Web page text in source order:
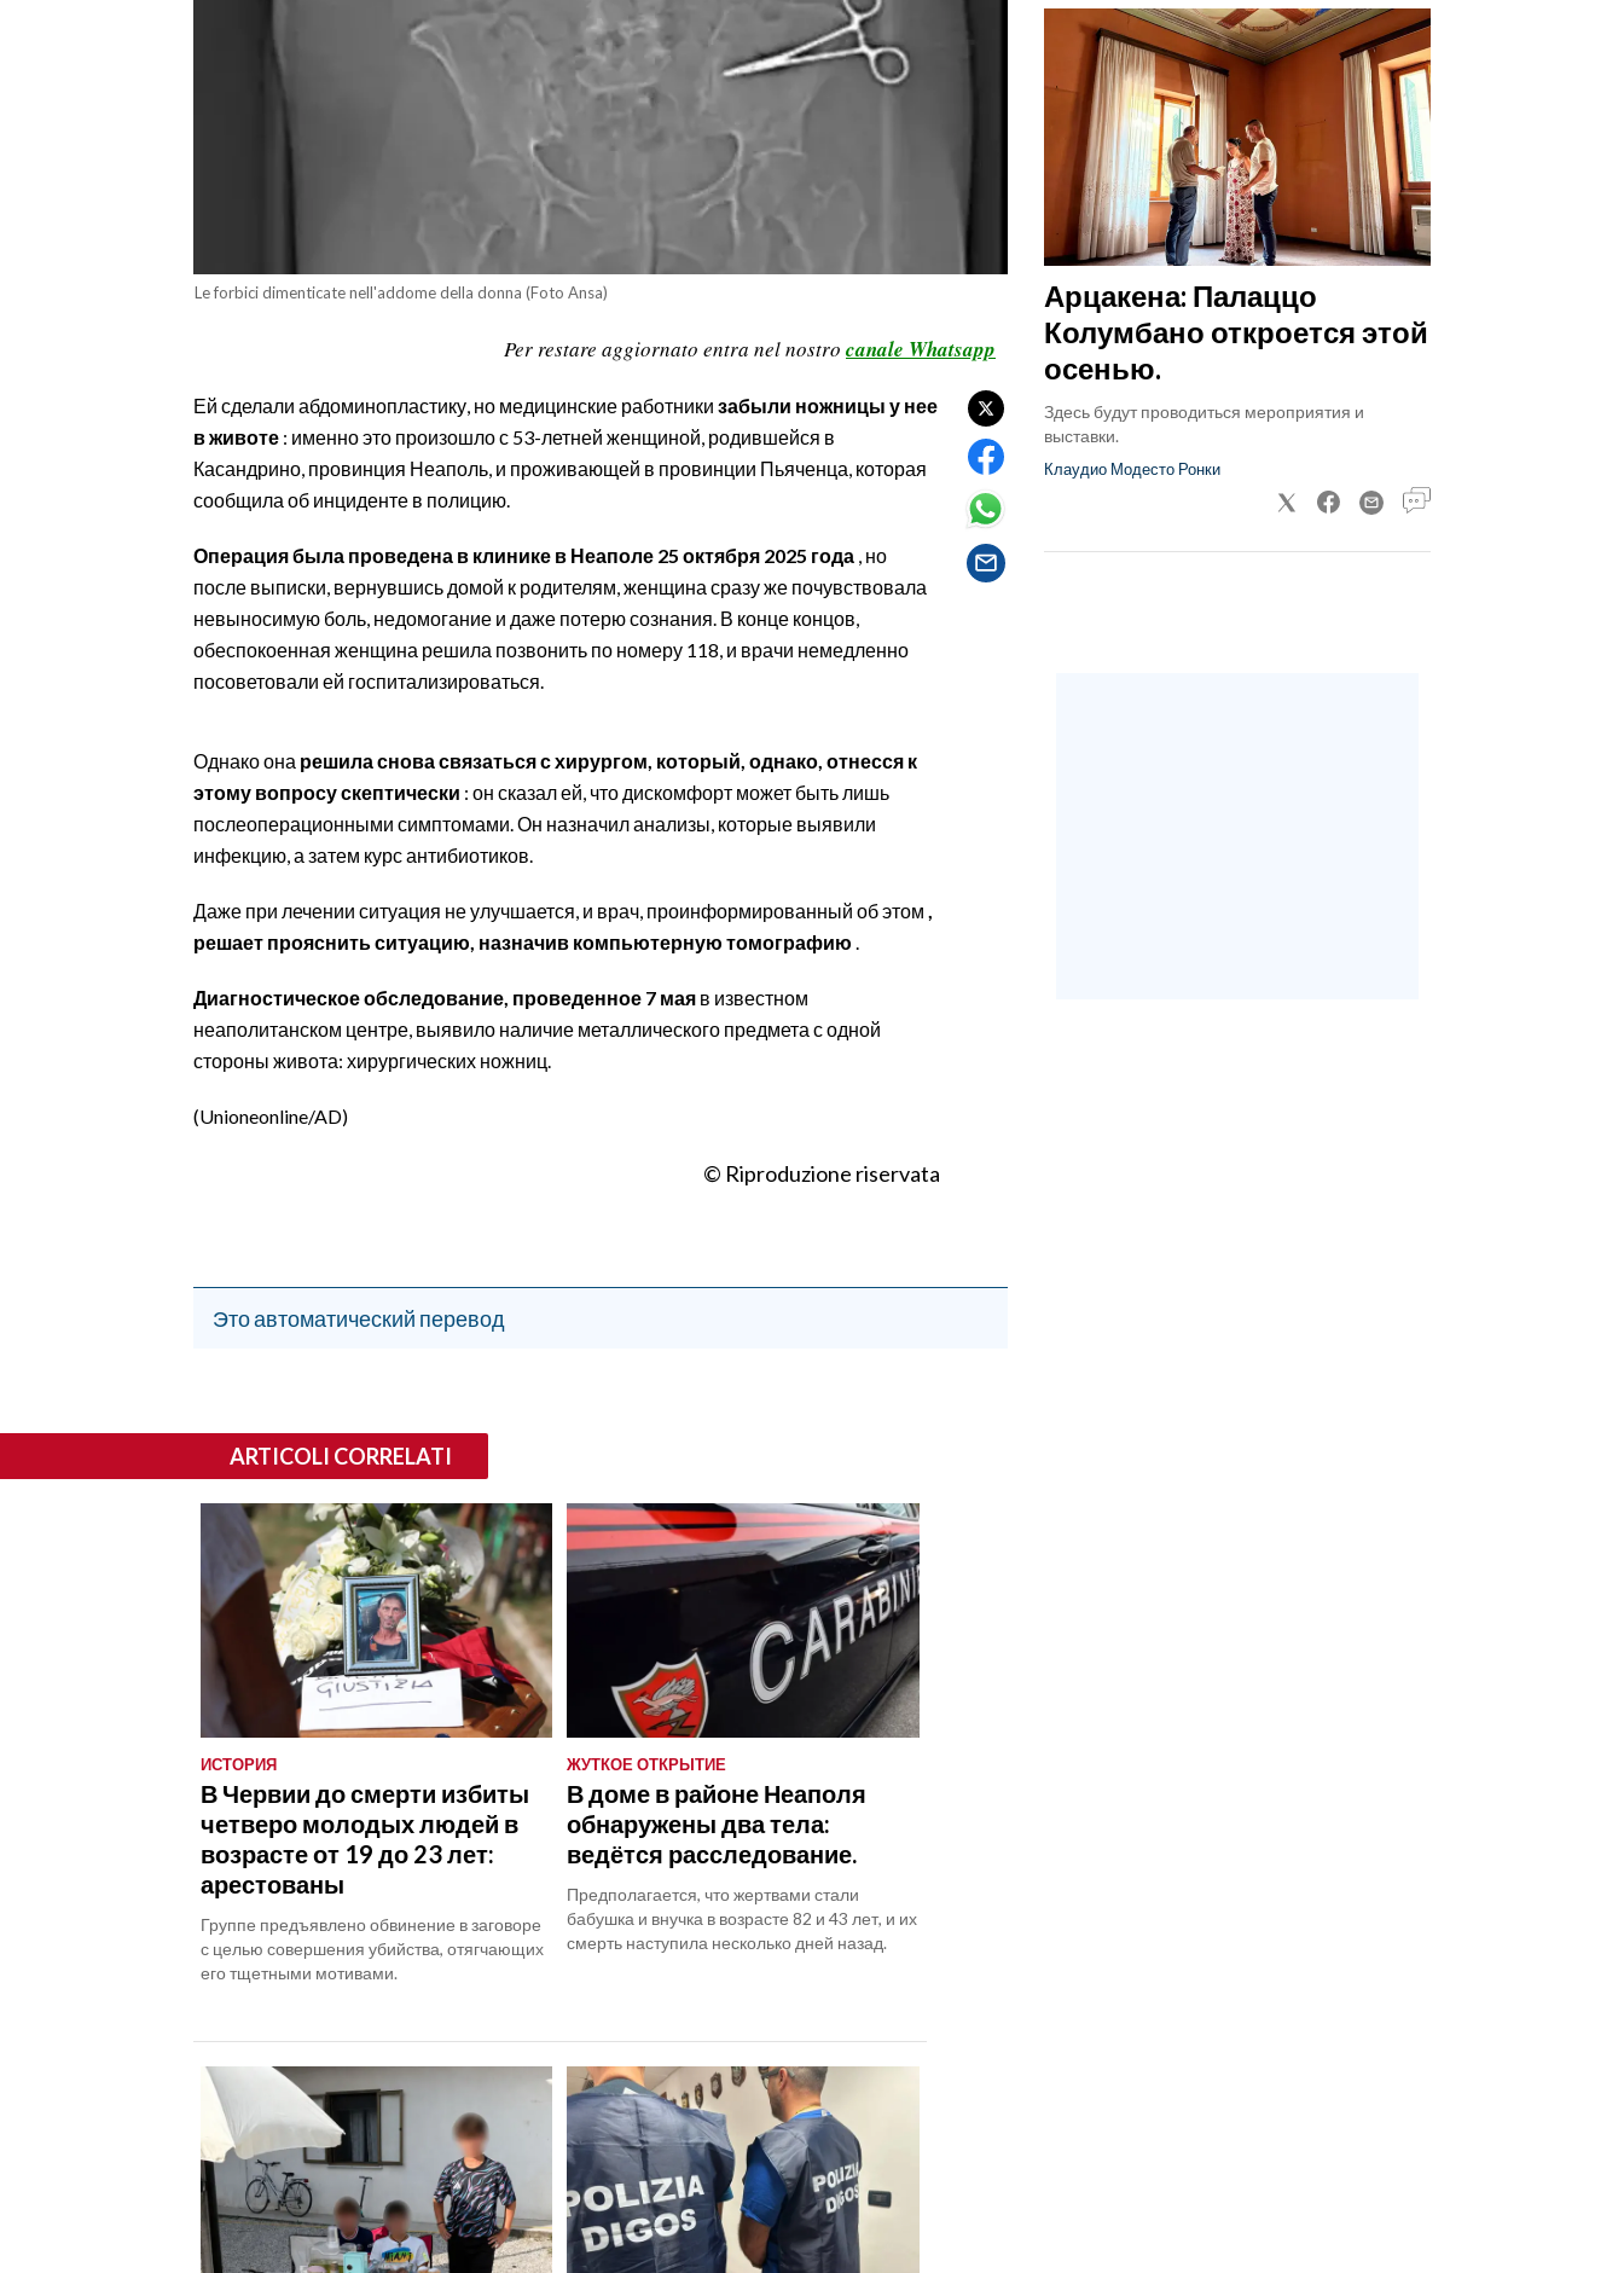
Le forbici dimenticate nell'addome della donna (Foto Ansa)
Per restare aggiornato entra nel nostro canale Whatsapp
Ей сделали абдоминопластику, но медицинские работники забыли ножницы у нее
в животе : именно это произошло с 53-летней женщиной, родившейся в
Касандрино, провинция Неаполь, и проживающей в провинции Пьяченца, которая
сообщила об инциденте в полицию.
Операция была проведена в клинике в Неаполе 25 октября 2025 года , но
после выписки, вернувшись домой к родителям, женщина сразу же почувствовала
невыносимую боль, недомогание и даже потерю сознания. В конце концов,
обеспокоенная женщина решила позвонить по номеру 118, и врачи немедленно
посоветовали ей госпитализироваться.
Однако она решила снова связаться с хирургом, который, однако, отнесся к
этому вопросу скептически : он сказал ей, что дискомфорт может быть лишь
послеоперационными симптомами. Он назначил анализы, которые выявили
инфекцию, а затем курс антибиотиков.
Даже при лечении ситуация не улучшается, и врач, проинформированный об этом ,
решает прояснить ситуацию, назначив компьютерную томографию .
Диагностическое обследование, проведенное 7 мая в известном
неаполитанском центре, выявило наличие металлического предмета с одной
стороны живота: хирургических ножниц.
(Unioneonline/AD)
© Riproduzione riservata
Это автоматический перевод
Арцакена: Палаццо
Колумбано откроется этой
осенью.
Здесь будут проводиться мероприятия и
выставки.
Клаудио Модесто Ронки
ARTICOLI CORRELATI
ИСТОРИЯ
В Червии до смерти избиты
четверо молодых людей в
возрасте от 19 до 23 лет:
арестованы
Группе предъявлено обвинение в заговоре
с целью совершения убийства, отягчающих
его тщетными мотивами.
ЖУТКОЕ ОТКРЫТИЕ
В доме в районе Неаполя
обнаружены два тела:
ведётся расследование.
Предполагается, что жертвами стали
бабушка и внучка в возрасте 82 и 43 лет, и их
смерть наступила несколько дней назад.